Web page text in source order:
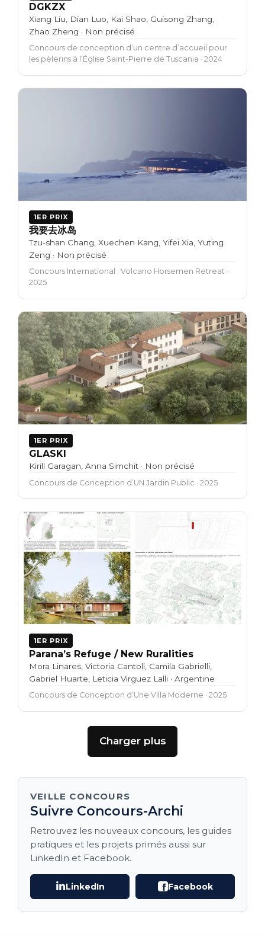
DGKZX
Xiang Liu, Dian Luo, Kai Shao, Guisong Zhang,
Zhao Zheng · Non précisé
Concours de conception d’un centre d’accueil pour
les pèlerins à l’Église Saint-Pierre de Tuscania · 2024
1ER PRIX
我要去冰岛
Tzu-shan Chang, Xuechen Kang, Yifei Xia, Yuting
Zeng · Non précisé
Concours International : Volcano Horsemen Retreat ·
2025
1ER PRIX
GLASKI
Kirill Garagan, Anna Simchit · Non précisé
Concours de Conception d’UN Jardin Public · 2025
1ER PRIX
Parana’s Refuge / New Ruralities
Mora Linares, Victoria Cantoli, Camila Gabrielli,
Gabriel Huarte, Leticia Virguez Lalli · Argentine
Concours de Conception d’Une VIlla Moderne · 2025
Charger plus
VEILLE CONCOURS
Suivre Concours-Archi
Retrouvez les nouveaux concours, les guides
pratiques et les projets primés aussi sur
LinkedIn et Facebook.
LinkedIn Facebook